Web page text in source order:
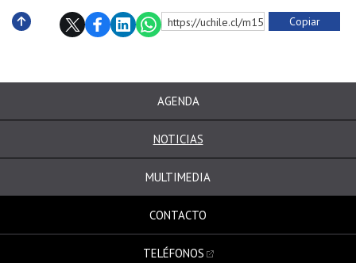
https://uchile.cl/m152972 Copiar
AGENDA
NOTICIAS
MULTIMEDIA
CONTACTO
TELÉFONOS